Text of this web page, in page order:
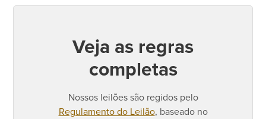
Veja as regras
completas
Nossos leilões são regidos pelo
Regulamento do Leilão, baseado no